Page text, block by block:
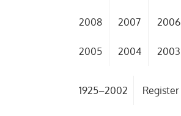
2008 2007 2006
2005 2004 2003
1925–2002 Register